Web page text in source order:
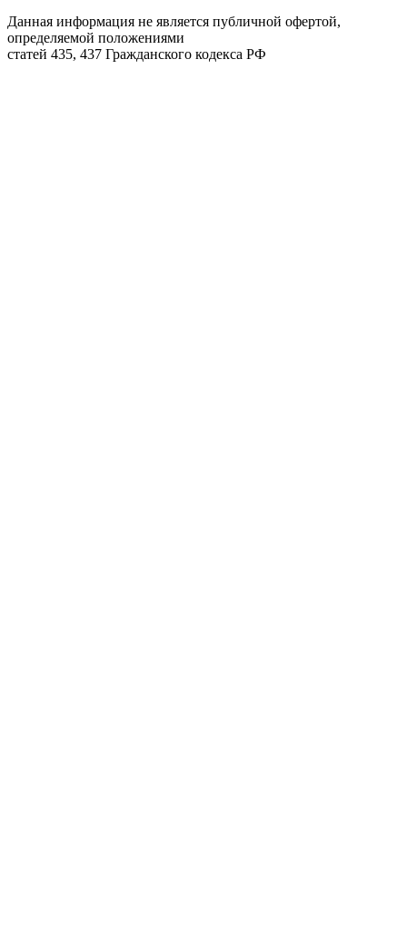
Данная информация не является публичной офертой,
определяемой положениями
статей 435, 437 Гражданского кодекса РФ